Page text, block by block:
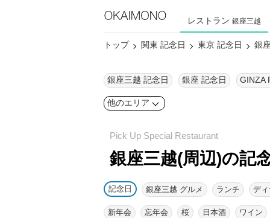
レストラン 銀座三越
トップ 関東 記念日 東京 記念日 銀
銀座三越 記念日 銀座 記念日 GINZA
他のエリア
銀座三越(周辺)の記
記念日 銀座三越 グルメ ランチ デ
新年会 忘年会 桜 日本酒 ワイン